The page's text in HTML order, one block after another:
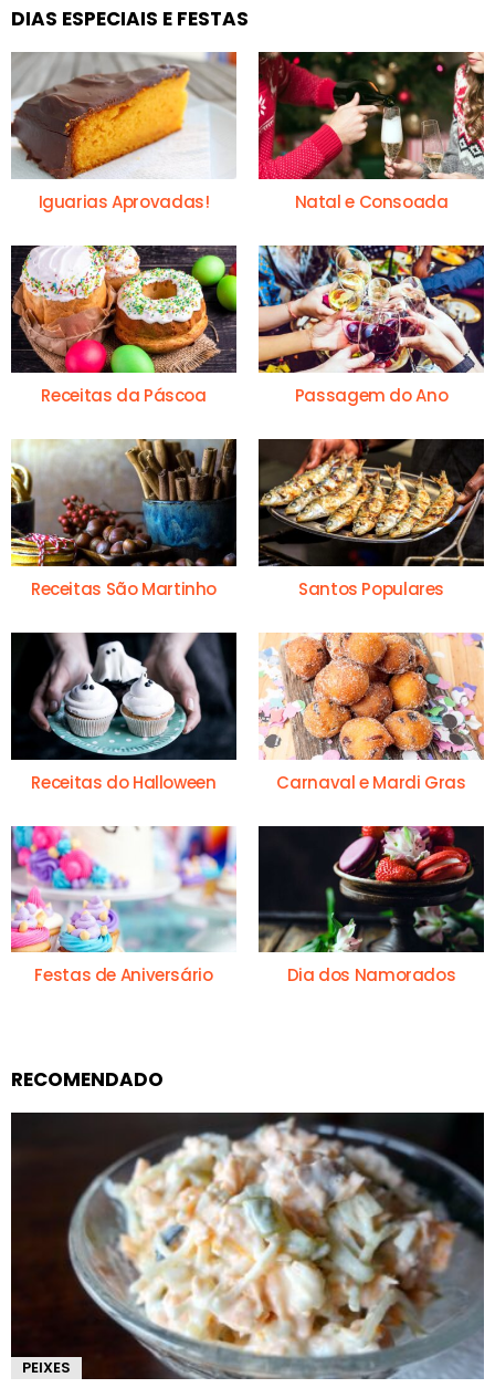
DIAS ESPECIAIS E FESTAS
Iguarias Aprovadas! Natal e Consoada
Receitas da Páscoa Passagem do Ano
Receitas São Martinho Santos Populares
Receitas do Halloween Carnaval e Mardi Gras
Festas de Aniversário Dia dos Namorados
RECOMENDADO
PEIXES